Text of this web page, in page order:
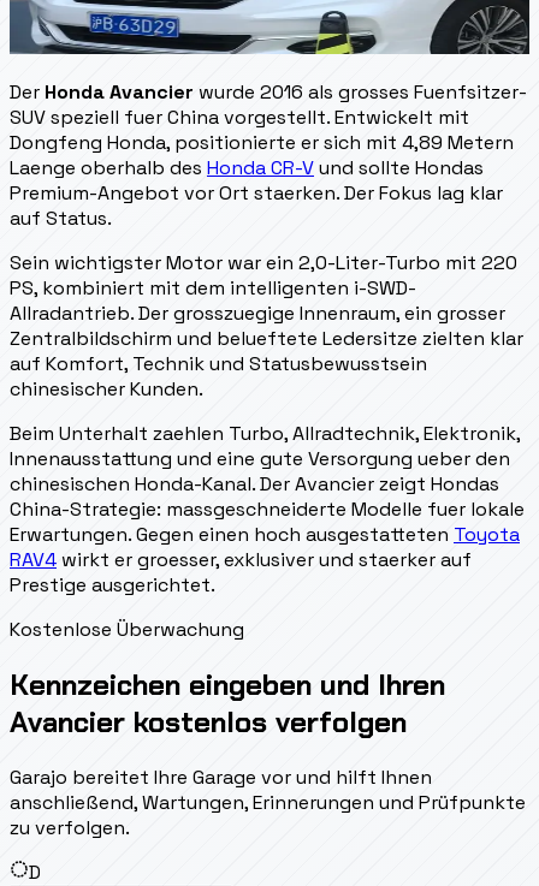
Der Honda Avancier wurde 2016 als grosses Fuenfsitzer-
SUV speziell fuer China vorgestellt. Entwickelt mit
Dongfeng Honda, positionierte er sich mit 4,89 Metern
Laenge oberhalb des Honda CR-Vund sollte Hondas
Premium-Angebot vor Ort staerken. Der Fokus lag klar
auf Status.
Sein wichtigster Motor war ein 2,0-Liter-Turbo mit 220
PS, kombiniert mit dem intelligenten i-SWD-
Allradantrieb. Der grosszuegige Innenraum, ein grosser
Zentralbildschirm und belueftete Ledersitze zielten klar
auf Komfort, Technik und Statusbewusstsein
chinesischer Kunden.
Beim Unterhalt zaehlen Turbo, Allradtechnik, Elektronik,
Innenausstattung und eine gute Versorgung ueber den
chinesischen Honda-Kanal. Der Avancier zeigt Hondas
China-Strategie: massgeschneiderte Modelle fuer lokale
Erwartungen. Gegen einen hoch ausgestatteten Toyota
RAV4wirkt er groesser, exklusiver und staerker auf
Prestige ausgerichtet.
Kostenlose Überwachung
Kennzeichen eingeben und Ihren
Avancier kostenlos verfolgen
Garajo bereitet Ihre Garage vor und hilft Ihnen
anschließend, Wartungen, Erinnerungen und Prüfpunkte
zu verfolgen.
D